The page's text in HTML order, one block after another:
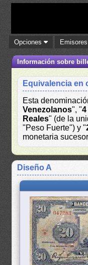
Opciones
Información sobre
Equivalencia en
Esta
Venezolanos", "
Reales" (de la
"Peso Fuerte") y "
monetaria
Diseño A